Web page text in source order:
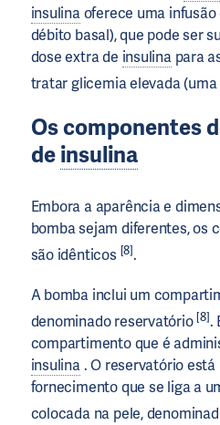
insulinaoferece uma
débito basal), que pode ser
dose extra de insulina para
tratar glicemia elevada (uma
Os componentes
deinsulina
Embora a aparência e
bomba sejam diferentes, os
são idênticos [8].
A bomba inclui um
denominado reservatório[8].
compartimento que é
insulina. O reservatório
fornecimento que se liga a
colocada na pele,